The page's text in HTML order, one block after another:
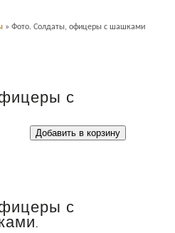
» Фото. Солдаты, офицеры с шашками
с
Добавить в корзину
с